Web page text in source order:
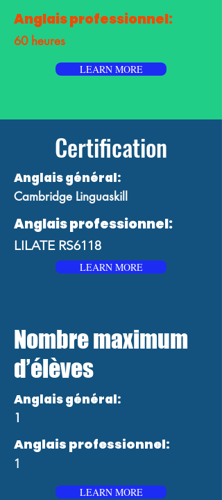
Anglais professionnel:
60 heures
LEARN MORE
Certification
Anglais général:
Cambridge Linguaskill
Anglais professionnel:
LILATE RS6118
LEARN MORE
Nombre maximum
d’élèves
Anglais général:
1
Anglais professionnel:
1
LEARN MORE